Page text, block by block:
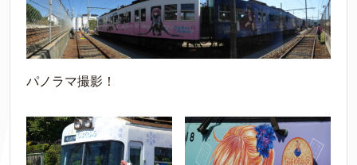
パノラマ撮影！